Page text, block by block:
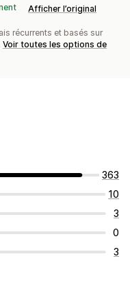
Afficher l’original
récurrents et basés sur
Voir toutes les options de
363
10
3
0
3